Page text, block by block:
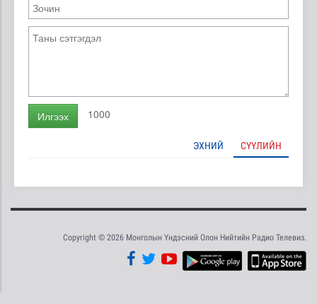
Илгээх 1000
ЭХНИЙ СҮҮЛИЙН
Copyright © 2026 Монголын Үндэсний Олон Нийтийн Радио Телевиз.